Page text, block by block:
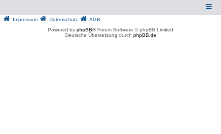
Impressum Datenschutz
AGB
Powered by phpBB® Forum Software © phpBB Limited
Deutsche Übersetzung durch phpBB.de